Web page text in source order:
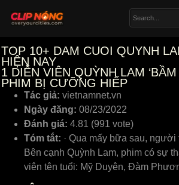
TOP 10+ DAM CUOI QUYNH
HIỆN NAY
1 DIỄN VIÊN QUỲNH LAM ‘BẦM
PHIM BỊ CƯỠNG HIẾP
Tác giả: vietnamnet.vn
Ngày đăng: 08/23/2022
Đánh giá: 4.81 (991 vote)
Tóm tắt: · Qua mấy bữa sau, người
Bên cạnh Quỳnh Lam, phim có sự
viên tên tuổi: Mỹ Duyên, Đàm